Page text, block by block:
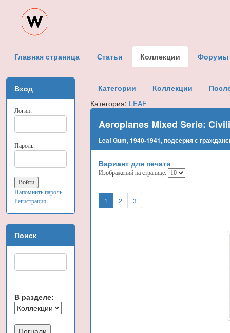
Главная страница Статьи Коллекции Форумы
Вход
Логин:
Пароль:
Напомнить пароль
Регистрация
Поиск
В разделе:
Категории Коллекции
Категория: LEAF
Aeroplanes Mixed Serie:
Leaf Gum, 1940-1941, подсерия с
Вариант для печати
Изображений на странице:
1 2 3